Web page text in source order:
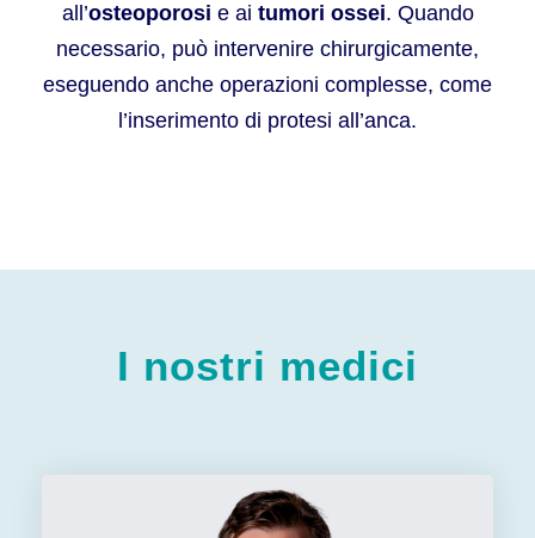
all’osteoporosi e ai tumori ossei. Quando
necessario, può intervenire chirurgicamente,
eseguendo anche operazioni complesse, come
l’inserimento di protesi all’anca.
I nostri medici